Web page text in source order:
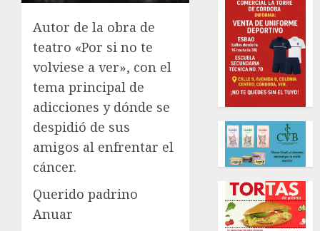
Autor de la obra de
teatro «Por si no te
volviese a ver», con el
tema principal de
adicciones y dónde se
despidió de sus
amigos al enfrentar el
cáncer.
Querido padrino
Anuar